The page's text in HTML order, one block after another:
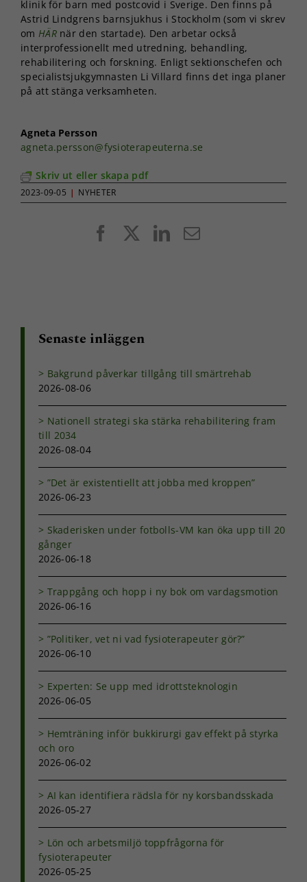
klinik för barn med postcovid i Sverige. Den finns på
Astrid Lindgrens barnsjukhus i Stockholm (som vi skrev
om HÄRnär den startade). Den arbetar också
interprofessionellt med utredning, behandling,
rehabilitering och forskning. Enligt sektionschefen och
specialistsjukgymnasten Li Villard finns det inga planer
på att stänga verksamheten.
Agneta Persson
agneta.persson@fysioterapeuterna.se
Skriv ut eller skapa pdf
2023-09-05 | NYHETER
FacebookLinkedIn
E-
Senaste inläggen
Bakgrund påverkar tillgång till smärtrehab
2026-08-06
Nationell strategi ska stärka rehabilitering fram
till 2034
2026-08-04
”Det är existentiellt att jobba med kroppen”
2026-06-23
Skaderisken under fotbolls-VM kan öka upp till 20
gånger
2026-06-18
Trappgång och hopp i ny bok om vardagsmotion
2026-06-16
”Politiker, vet ni vad fysioterapeuter gör?”
2026-06-10
Experten: Se upp med idrottsteknologin
2026-06-05
Hemträning inför bukkirurgi gav effekt på styrka
och oro
2026-06-02
AI kan identifiera rädsla för ny korsbandsskada
2026-05-27
Lön och arbetsmiljö toppfrågorna för
fysioterapeuter
2026-05-25
Nödvändiga
går inte att
välja bort. De
behövs för
taget ska
fungera.
Statistik